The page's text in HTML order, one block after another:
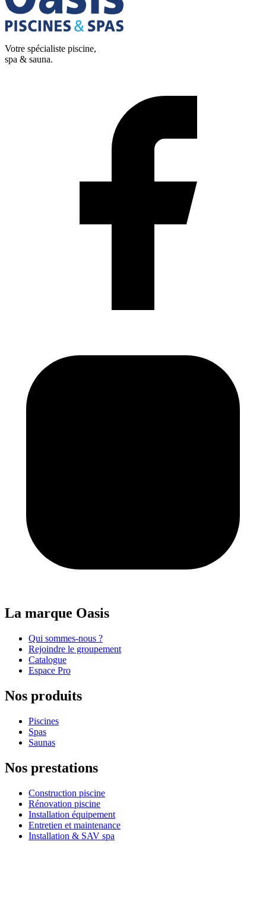
Votre spécialiste piscine,
spa & sauna.
La marque Oasis
Qui sommes-nous ?
Rejoindre le groupement
Catalogue
Espace Pro
Nos produits
Piscines
Spas
Saunas
Nos prestations
Construction piscine
Rénovation piscine
Installation équipement
Entretien et maintenance
Installation & SAV spa